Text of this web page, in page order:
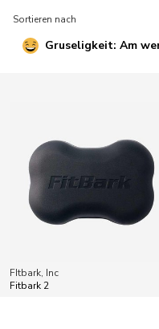
Sortieren nach
Gruseligkeit: Am
FItbark, Inc
Fitbark 2